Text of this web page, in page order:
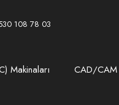
108 78 03
Makinaları CAD/CAM